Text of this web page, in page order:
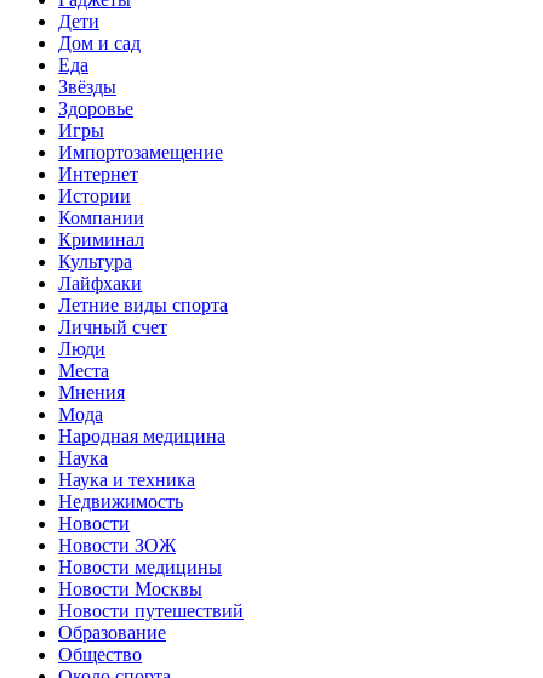
Дети
Дом и сад
Еда
Звёзды
Здоровье
Игры
Импортозамещение
Интернет
Истории
Компании
Криминал
Культура
Лайфхаки
Летние виды спорта
Личный счет
Люди
Места
Мнения
Мода
Народная медицина
Наука
Наука и техника
Недвижимость
Новости
Новости ЗОЖ
Новости медицины
Новости Москвы
Новости путешествий
Образование
Общество